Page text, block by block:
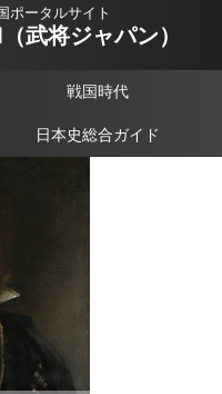
ポータルサイト
武将ジャパン）
戦国時代
日本史総合ガイド